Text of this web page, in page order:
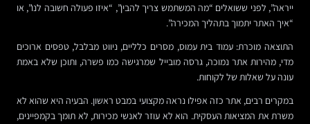
ייראה”, לפני ששואלים “מה המשתמש צריך להבין”, “איזו פעולה חשובה לנו”, או
“איך האתר יתמוך בתהליך המכירה”.
התוצאה מוכרת: עמוד בית עמוס, מסרים כלליים, ניווט מבלבל, טפסים ארוכים
מדי, מהירות אתר נמוכה, גרסה מובייל שמרגישה כמו פשרה, ותוכן שלא באמת
עונה על שאלות של לקוחות.
במקרים רבים, אתר כזה אפילו נראה מקצועי במבט ראשון. הבעיה היא שהוא לא
משרת את המציאות העסקית. הוא לא עוזר לאנשי מכירות, לא תומך בקמפיינים,